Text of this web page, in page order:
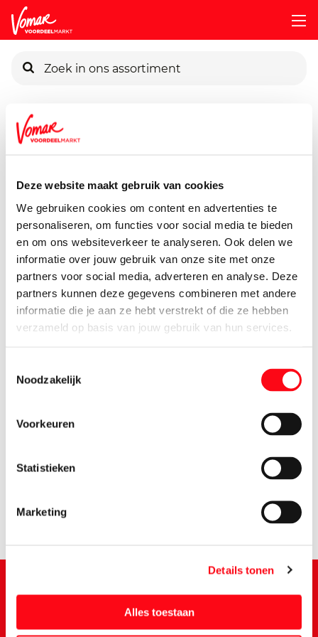
Deze website maakt gebruik van cookies
We gebruiken cookies om content en advertenties te
personaliseren, om functies voor social media te bieden
en om ons websiteverkeer te analyseren. Ook delen we
informatie over jouw gebruik van onze site met onze
partners voor social media, adverteren en analyse. Deze
partners kunnen deze gegevens combineren met andere
informatie die je aan ze hebt verstrekt of die ze hebben
verzameld op basis van jouw gebruik van hun services.
Noodzakelijk
Voorkeuren
Statistieken
Marketing
Details tonen
Alles toestaan
Persoonlijk KIK-account
Assortiment
Teriyaki Beef Teriyaki
425 gram
6.59